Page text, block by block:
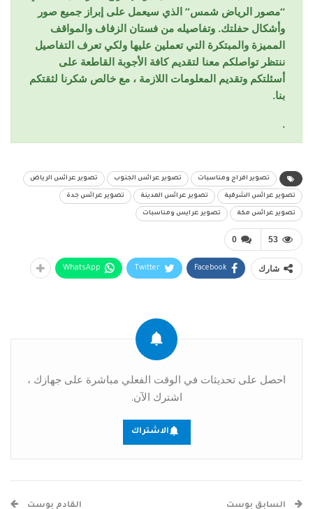
“مصور الرياض شمس” الذي سيعمل على إبراز جميع صور
وأشكال حفلتك. وتفاصيله من فستان الزفاف والمواقف
المميزة والمبتكرة التي تعملين عليها ولكي تعرف التفاصيل
ننتظر تواصلكم معنا لتقديم كافة الأجوبة القاطعة على
أسئلتكم وتقديم المعلومات اللازمة ، مع خالص شكرنا لثقتكم
بنا.
.
تصوير افراح ومناسبات تصوير عرائس الجنوب تصوير عرائس الرياض
تصوير عرائس الشرقية تصوير عرائس المدينة تصوير عرائس جدة
تصوير عرائس مكة تصوير عرايس ومناسبات
0 53
شارك Facebook
Twitter
WhatsApp
احصل على تحديثات في الوقت الفعلي مباشرة على جهازك ،
اشترك الآن.
الاشتراك
السابق بوست القادم بوست